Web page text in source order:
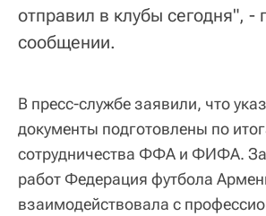
отправил в клубы сегодня", -
сообщении.
В пресс-службе заявили, что
документы подготовлены по
сотрудничества ФФА и ФИФА. За
работ Федерация футбола
взаимодействовала с